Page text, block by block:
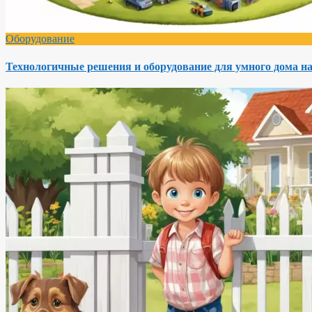
Оборудование
Технологичные решения и оборудование для умного дома